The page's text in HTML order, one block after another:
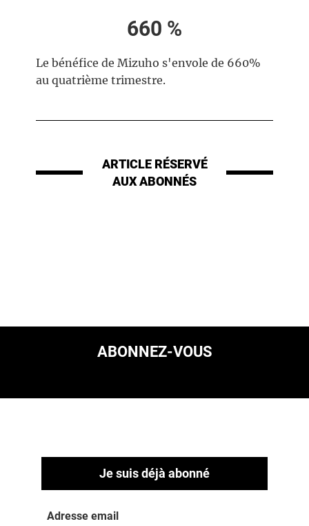
660 %
Le bénéfice de Mizuho s'envole de 660%
au quatrième trimestre.
ARTICLE RÉSERVÉ
AUX ABONNÉS
ABONNEZ-VOUS
Je suis déjà abonné
Adresse email